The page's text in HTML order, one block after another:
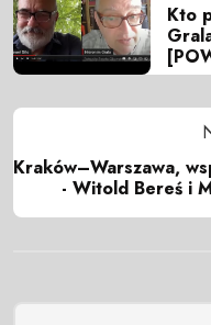
Kto
Kraków–Warszawa,
- Witold Bereś i